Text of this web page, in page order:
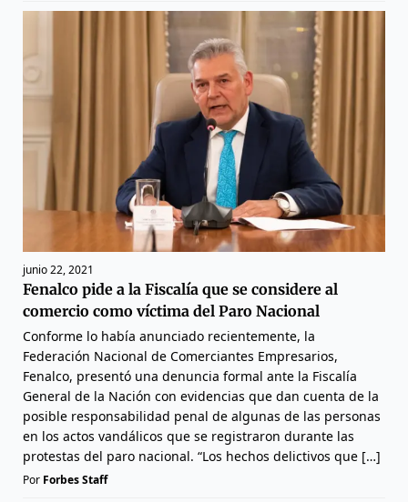
junio 22, 2021
Fenalco pide a la Fiscalía que se considere al
comercio como víctima del Paro Nacional
Conforme lo había anunciado recientemente, la
Federación Nacional de Comerciantes Empresarios,
Fenalco, presentó una denuncia formal ante la Fiscalía
General de la Nación con evidencias que dan cuenta de la
posible responsabilidad penal de algunas de las personas
en los actos vandálicos que se registraron durante las
protestas del paro nacional. “Los hechos delictivos que […]
Por Forbes Staff